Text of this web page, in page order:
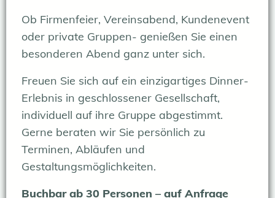
Ob Firmenfeier, Vereinsabend, Kundenevent
oder private Gruppen- genießen Sie einen
besonderen Abend ganz unter sich.
Freuen Sie sich auf ein einzigartiges Dinner-
Erlebnis in geschlossener Gesellschaft,
individuell auf ihre Gruppe abgestimmt.
Gerne beraten wir Sie persönlich zu
Terminen, Abläufen und
Gestaltungsmöglichkeiten.
Buchbar ab 30 Personen – auf Anfrage